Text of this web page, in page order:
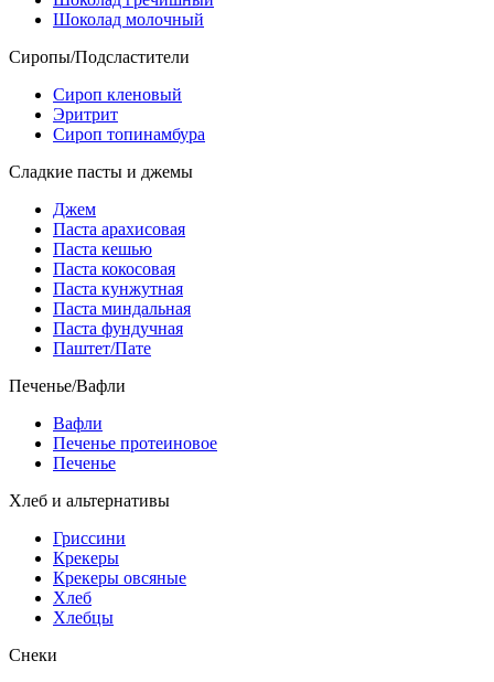
Шоколад молочный
Сиропы/Подсластители
Сироп кленовый
Эритрит
Сироп топинамбура
Сладкие пасты и джемы
Джем
Паста арахисовая
Паста кешью
Паста кокосовая
Паста кунжутная
Паста миндальная
Паста фундучная
Паштет/Пате
Печенье/Вафли
Вафли
Печенье протеиновое
Печенье
Хлеб и альтернативы
Гриссини
Крекеры
Крекеры овсяные
Хлеб
Хлебцы
Снеки